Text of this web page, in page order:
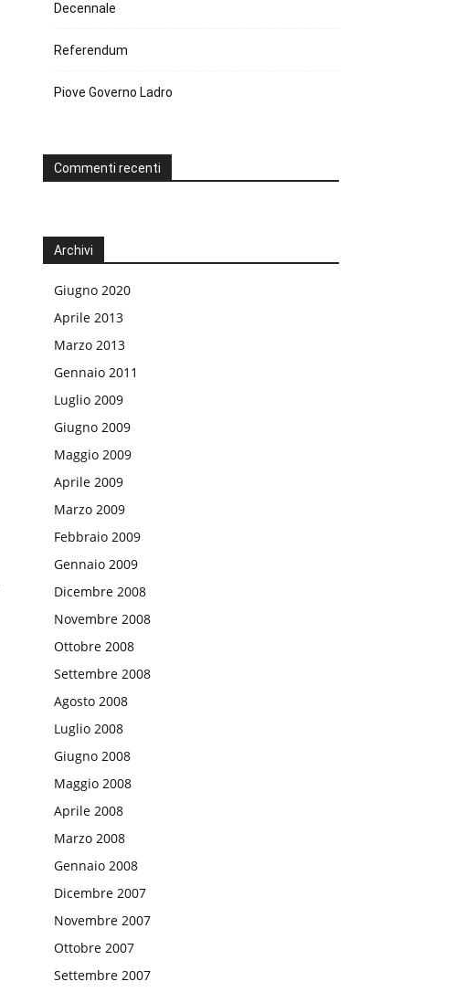
Decennale
Referendum
Piove Governo Ladro
Commenti recenti
Archivi
Giugno 2020
Aprile 2013
Marzo 2013
Gennaio 2011
Luglio 2009
Giugno 2009
Maggio 2009
Aprile 2009
Marzo 2009
Febbraio 2009
Gennaio 2009
Dicembre 2008
Novembre 2008
Ottobre 2008
Settembre 2008
Agosto 2008
Luglio 2008
Giugno 2008
Maggio 2008
Aprile 2008
Marzo 2008
Gennaio 2008
Dicembre 2007
Novembre 2007
Ottobre 2007
Settembre 2007